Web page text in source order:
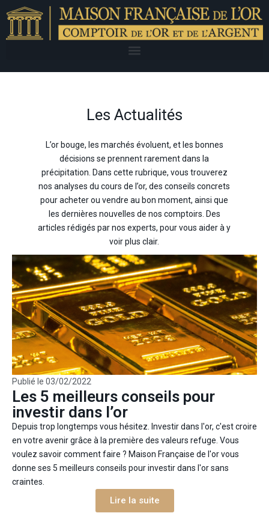
Les Actualités
L’or bouge, les marchés évoluent, et les bonnes
décisions se prennent rarement dans la
précipitation. Dans cette rubrique, vous trouverez
nos analyses du cours de l’or, des conseils concrets
pour acheter ou vendre au bon moment, ainsi que
les dernières nouvelles de nos comptoirs. Des
articles rédigés par nos experts, pour vous aider à y
voir plus clair.
Publié le 03/02/2022
Les 5 meilleurs conseils pour
investir dans l’or
Depuis trop longtemps vous hésitez. Investir dans l'or, c'est croire
en votre avenir grâce à la première des valeurs refuge. Vous
voulez savoir comment faire ? Maison Française de l'or vous
donne ses 5 meilleurs conseils pour investir dans l'or sans
craintes.
Lire la suite